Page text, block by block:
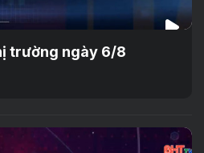
trường ngày 6/8